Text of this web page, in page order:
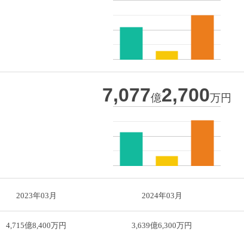
7,077億2,700万円
2023年03月 2024年03月
4,715億8,400万円 3,639億6,300万円